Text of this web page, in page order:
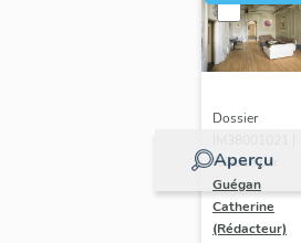
Aperçu
Dossier
Réalisé par
Guégan
Catherine
(Rédacteur)